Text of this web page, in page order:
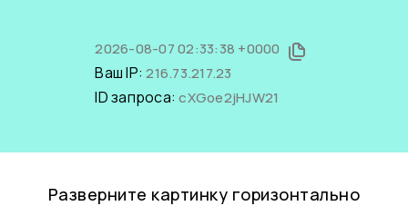
2026-08-07 02:33:38 +0000
Ваш IP:216.73.217.23
ID запроса:cXGoe2jHJW21
Разверните картинку горизонтально